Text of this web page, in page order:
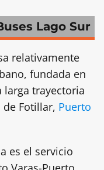
Lago Sur
relativamente
fundada en
larga trayectoria
de Fotillar, Puerto
es el servicio